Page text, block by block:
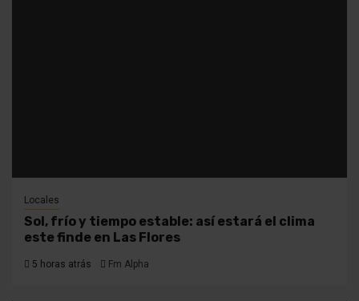
Locales
Sol, frío y tiempo estable: así estará el clima
este finde en Las Flores
5 horas atrás Fm Alpha